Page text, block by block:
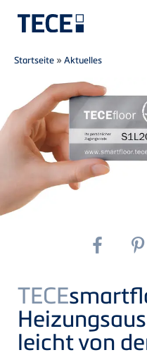
Direkt zum Inhalt
Breadcrumb
Startseite »Aktuelles
TECE
leicht von